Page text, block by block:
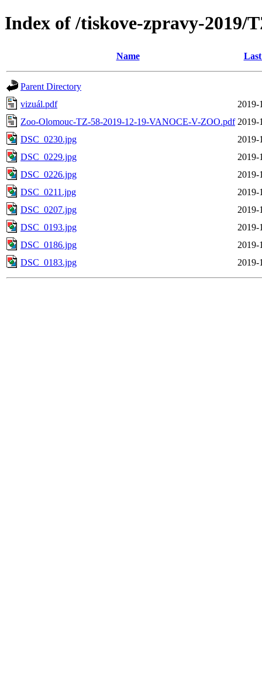
Index of /tiskove-zpravy-2019/
Name
Parent Directory
vizuál.pdf
2019-
Zoo-Olomouc-TZ-58-2019-12-19-VANOCE-V-ZOO.pdf 2019-
DSC_0230.jpg
2019-
DSC_0229.jpg
2019-
DSC_0226.jpg
2019-
DSC_0211.jpg
2019-
DSC_0207.jpg
2019-
DSC_0193.jpg
2019-
DSC_0186.jpg
2019-
DSC_0183.jpg
2019-